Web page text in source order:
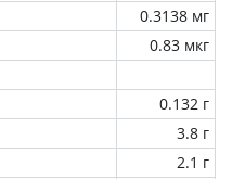
0.3138 мг
0.83 мкг
0.132 г
3.8 г
2.1 г